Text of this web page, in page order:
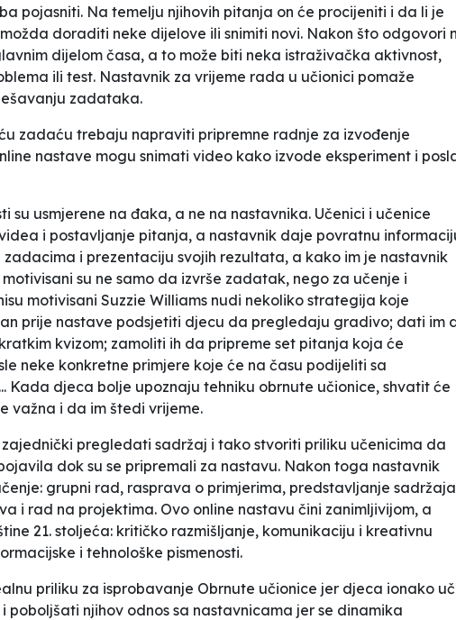
pojasniti. Na temelju njihovih pitanja on će procijeniti i da li je
doraditi neke dijelove ili snimiti novi. Nakon što odgovori
dijelom časa, a to može biti neka istraživačka aktivnost,
ili test. Nastavnik za vrijeme rada u učionici pomaže
zadataka.
zadaću trebaju napraviti pripremne radnje za izvođenje
nastave mogu snimati video kako izvode eksperiment i
su usmjerene na đaka, a ne na nastavnika. Učenici i učenice
i postavljanje pitanja, a nastavnik daje povratnu
i prezentaciju svojih rezultata, a kako im je nastavnik
su ne samo da izvrše zadatak, nego za učenje i
motivisani Suzzie Williams nudi nekoliko strategija koje
prije nastave podsjetiti djecu da pregledaju gradivo; dati im
kvizom; zamoliti ih da pripreme set pitanja koja će
neke konkretne primjere koje će na času podijeliti sa
Kada djeca bolje upoznaju tehniku obrnute učionice, shvatit će
važna i da im štedi vrijeme.
pregledati sadržaj i tako stvoriti priliku učenicima da
dok su se pripremali za nastavu. Nakon toga nastavnik
grupni rad, rasprava o primjerima, predstavljanje sadržaja
i rad na projektima. Ovo online nastavu čini zanimljivijom, a
21. stoljeća: kritičko razmišljanje, komunikaciju i kreativnu
i tehnološke pismenosti.
priliku za isprobavanje Obrnute učionice jer djeca ionako
poboljšati njihov odnos sa nastavnicama jer se dinamika